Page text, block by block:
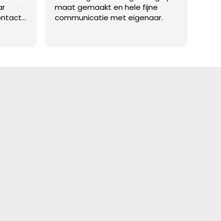
te
maat gemaakt en hele fijne
communicatie met eigenaar.